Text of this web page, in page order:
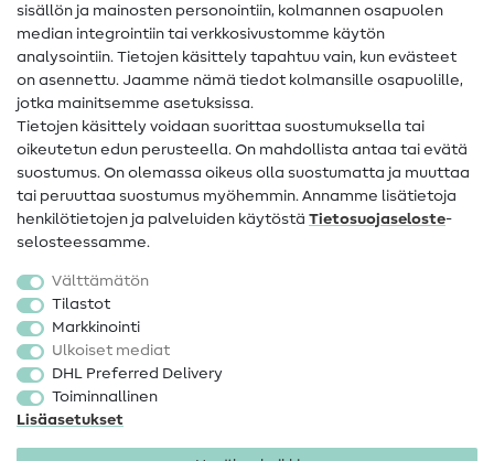
Apua ja yhteystiedot
Yhteystiedot
Tietoa omistajanvaihdoksesta
FAQ
Peruutusoikeus
Suosittu
Kankaat
Ompelutarvikkeet
Ale
sisällön ja mainosten personointiin, kolmannen osapuolen
median integrointiin tai verkkosivustomme käytön
analysointiin. Tietojen käsittely tapahtuu vain, kun evästeet
on asennettu. Jaamme nämä tiedot kolmansille osapuolille,
jotka mainitsemme asetuksissa.
Tietojen käsittely voidaan suorittaa suostumuksella tai
oikeutetun edun perusteella. On mahdollista antaa tai evätä
suostumus. On olemassa oikeus olla suostumatta ja muuttaa
tai peruuttaa suostumus myöhemmin. Annamme lisätietoja
henkilötietojen ja palveluiden käytöstä Tietosuojaseloste-
selosteessamme.
Välttämätön
Tilastot
Markkinointi
Ulkoiset mediat
DHL Preferred Delivery
Toiminnallinen
Lisäasetukset